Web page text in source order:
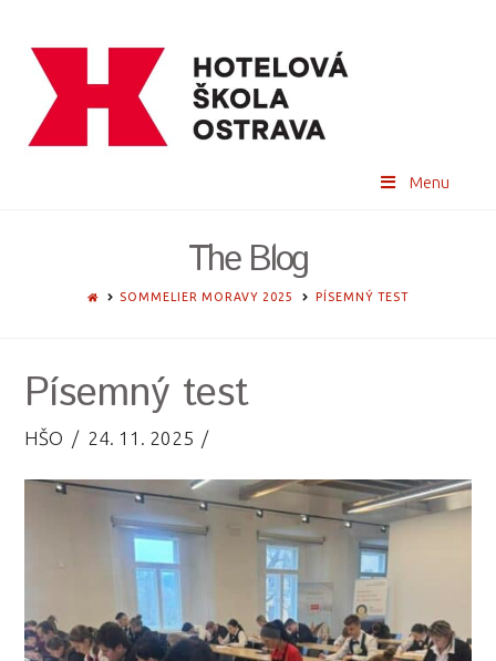
Menu
The Blog
HOMESOMMELIER MORAVY 2025 PÍSEMNÝ TEST
Písemný test
HŠO 24. 11. 2025